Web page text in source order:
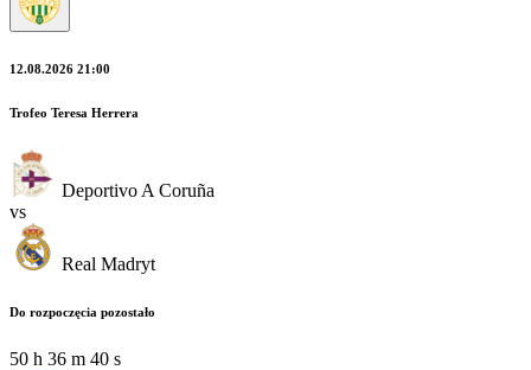
12.08.2026 21:00
Trofeo Teresa Herrera
Deportivo A Coruña
vs
Real Madryt
Do rozpoczęcia pozostało
50 h 36 m 39 s